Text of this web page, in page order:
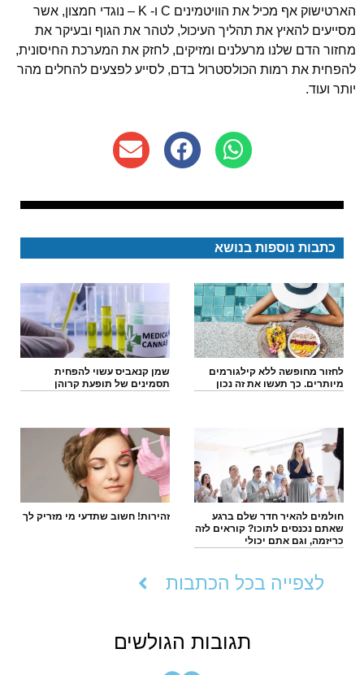
הארטישוק אף מכיל את הוויטמינים C ו- K – נוגדי חמצון, אשר
מסייעים להאיץ את תהליך העיכול, לטהר את הגוף ובעיקר את
מחזור הדם שלנו מרעלנים ומזיקים, לחזק את המערכת החיסונית,
להפחית את רמות הכולסטרול בדם, לסייע לפצעים להחלים מהר
יותר ועוד.
כתבות נוספות בנושא
לחזור מחופשה ללא קילגורמים
מיותרים. כך תעשו את זה נכון
שמן קנאביס עשוי להפחית
תסמינים של תופעת קרוהן
חולמים להאיר חדר שלם ברגע
שאתם נכנסים לתוכו? קוראים לזה
כריזמה, וגם אתם יכולי
זהירות! חשוב שתדעי מי מזריק לך
לצפייה בכל הכתבות
תגובות הגולשים